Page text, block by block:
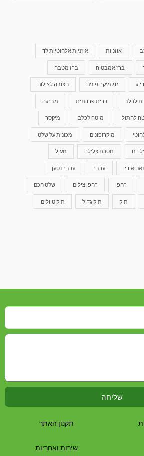
אוזניות אוזניות אלחוטיות לד
ברז אמבטיה ברז מטבח
דייג זוג מיקרופונים חצובה לצילום
לכלב כרית פרוותית מברגה
לחתול מיטה לכלב מיקסר
מיקרופונים מכונית על שלט
מסכת צלילה מעיל
אודיו עכבר עכבר נטען
רחפן רחפן צילום שלט חכם
תיק תיק גדול תיק טיולים
שליחה
תקנון האתר
שירות ואחריות